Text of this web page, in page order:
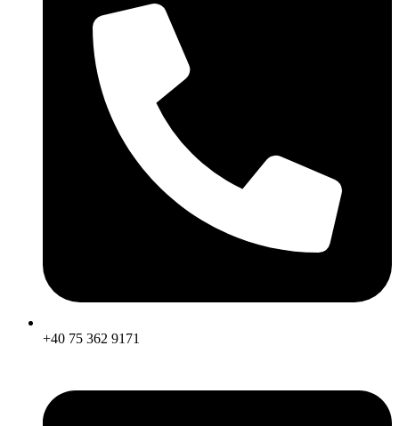
+40 75 362 9171